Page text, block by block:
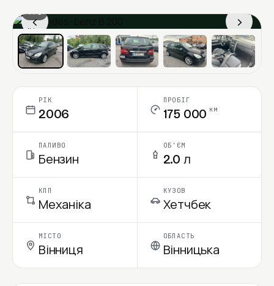
‹ ›
1 / 6
Ціна в місяць
РІК
2006
ПРОБІГ
175 000 км
ПАЛИВО
Бензин
ОБ'ЄМ
2.0 л
КПП
Механіка
КУЗОВ
Хетчбек
МІСТО
Вінниця
ОБЛАСТЬ
Вінницька